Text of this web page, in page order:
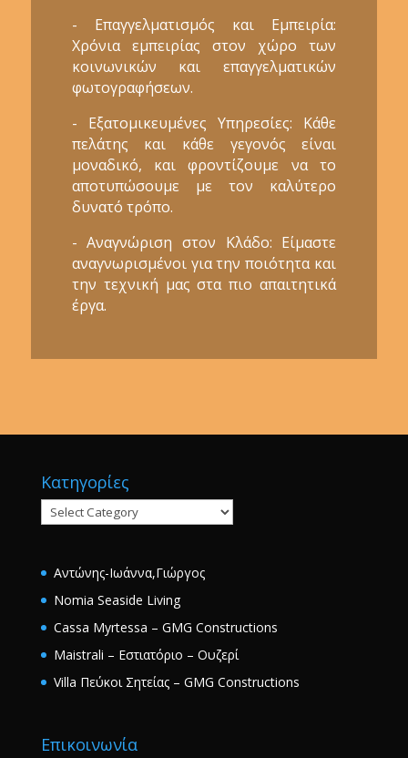
- Επαγγελματισμός και Εμπειρία:
Χρόνια εμπειρίας στον χώρο των
κοινωνικών και επαγγελματικών
φωτογραφήσεων.
- Εξατομικευμένες Υπηρεσίες: Κάθε
πελάτης και κάθε γεγονός είναι
μοναδικό, και φροντίζουμε να το
αποτυπώσουμε με τον καλύτερο
δυνατό τρόπο.
- Αναγνώριση στον Κλάδο: Είμαστε
αναγνωρισμένοι για την ποιότητα και
την τεχνική μας στα πιο απαιτητικά
έργα.
Κατηγορίες
Κατηγορίες
Αντώνης-Ιωάννα,Γιώργος
Nomia Seaside Living
Cassa Myrtessa – GMG Constructions
Maistrali – Εστιατόριο – Ουζερί
Villa Πεύκοι Σητείας – GMG Constructions
Επικοινωνία